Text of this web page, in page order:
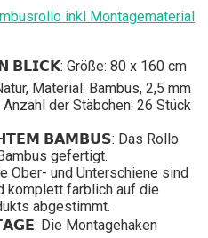
inkl Montagematerial
Größe: 80 x 160 cm
Material: Bambus, 2,5 mm
der Stäbchen: 26 Stück
𝗕𝗔𝗠𝗕𝗨𝗦: Das Rollo
gefertigt.
Ober- und Unterschiene sind
komplett farblich auf die
abgestimmt.
Die Montagehaken